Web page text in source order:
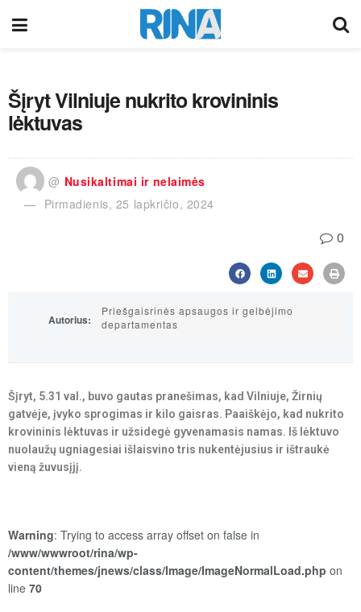
Šįryt Vilniuje nukrito krovininis
lėktuvas
@ Nusikaltimai ir nelaimės
Pirmadienis, 25 lapkričio, 2024
0
Autorius:
Priešgaisrinės apsaugos ir gelbėjimo
departamentas
Šįryt, 5.31 val., buvo gautas pranešimas, kad Vilniuje, Žirnių
gatvėje, įvyko sprogimas ir kilo gaisras. Paaiškėjo, kad nukrito
krovininis lėktuvas ir užsidegė gyvenamasis namas. Iš lėktuvo
nuolaužų ugniagesiai išlaisvino tris nukentėjusius ir ištraukė
vieną žuvusįjį.
Warning: Trying to access array offset on false in
/www/wwwroot/rina/wp-
content/themes/jnews/class/Image/ImageNormalLoad.php on
line 70